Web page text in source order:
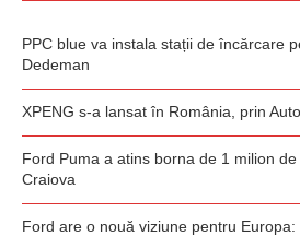
PPC blue va instala stații de încărcare
Dedeman
XPENG s-a lansat în România, prin
Ford Puma a atins borna de 1 milion
Craiova
Ford are o nouă viziune pentru